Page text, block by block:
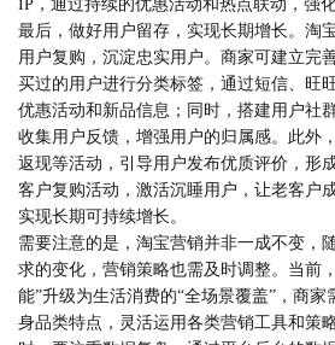
IP，通过持续的优惠活动和热点联动，强化
最后，做好用户留存，实现长期增长。淘
用户复购，沉淀忠实用户。商家可建立完
买过的用户进行分类标签，通过短信、旺
优惠活动和新品信息；同时，搭建用户社
收集用户反馈，增强用户的归属感。此外
返现等活动，引导用户发布优质评价，形
客户复购活动，激活沉睡用户，让老客户
实现长期可持续增长。
需要注意的是，淘宝营销并非一成不变，
求的变化，营销策略也需及时调整。当前
能”升级为生活消费的“全场景覆盖”，商家
身品类特点，灵活运用各类营销工具和策